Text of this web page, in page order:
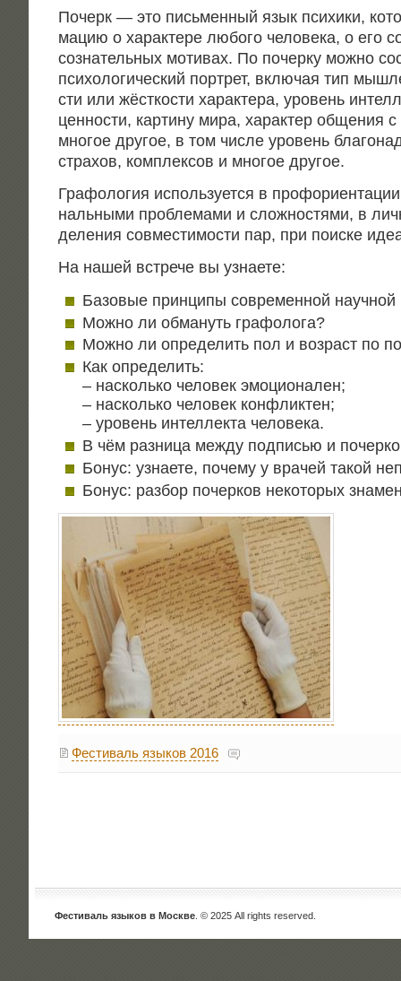
Почерк — это пись­мен­ный язык пси­хи­ки,
ма­цию о харак­те­ре любо­го чело­ве­ка, о его
со­зна­тель­ных моти­вах. По почер­ку мож­но
пси­хо­ло­ги­че­ский порт­рет, вклю­чая тип
сти или жёст­ко­сти харак­те­ра, уро­вень
цен­но­сти, кар­ти­ну мира, харак­тер обще­ния
мно­гое дру­гое, в том чис­ле уро­вень
стра­хов, ком­плек­сов и мно­гое другое.
Гра­фо­ло­гия исполь­зу­ет­ся в
наль­ны­ми про­бле­ма­ми и слож­но­стя­ми, в
де­ле­ния сов­ме­сти­мо­сти пар, при поис­ке
На нашей встре­че вы узнаете:
Базо­вые прин­ци­пы совре­мен­ной науч­ной
Мож­но ли обма­нуть графолога?
Мож­но ли опре­де­лить пол и воз­раст по
Как опре­де­лить:
– насколь­ко чело­век эмоционален;
– насколь­ко чело­век конфликтен;
– уро­вень интел­лек­та человека.
В чём раз­ни­ца меж­ду под­пи­сью и
Бонус: узна­е­те, поче­му у вра­чей такой
Бонус: раз­бор почер­ков неко­то­рых
Фестиваль языков 2016
Фестиваль языков в Москве . © 2025 All rights reserved.